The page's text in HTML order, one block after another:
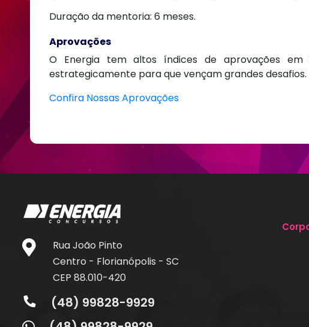
Duração da mentoria: 6 meses.
Aprovações
O Energia tem altos índices de aprovações em
estrategicamente para que vençam grandes desafios.
Confira Nossas Aprovações
Rua João Pinto
Centro - Florianópolis - SC
CEP 88.010-420
(48) 99828-9929